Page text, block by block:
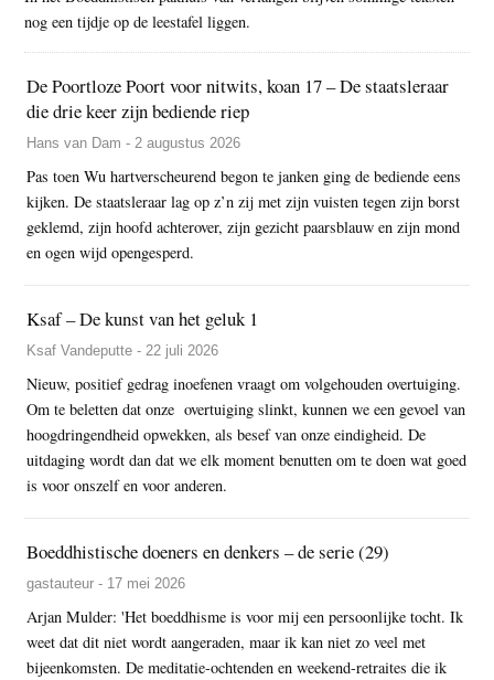
nog een tijdje op de leestafel liggen.
De Poortloze Poort voor nitwits, koan 17 – De staatsleraar
die drie keer zijn bediende riep
Hans van Dam - 2 augustus 2026
Pas toen Wu hartverscheurend begon te janken ging de bediende eens
kijken. De staatsleraar lag op z’n zij met zijn vuisten tegen zijn borst
geklemd, zijn hoofd achterover, zijn gezicht paarsblauw en zijn mond
en ogen wijd opengesperd.
Ksaf – De kunst van het geluk 1
Ksaf Vandeputte - 22 juli 2026
Nieuw, positief gedrag inoefenen vraagt om volgehouden overtuiging.
Om te beletten dat onze overtuiging slinkt, kunnen we een gevoel van
hoogdringendheid opwekken, als besef van onze eindigheid. De
uitdaging wordt dan dat we elk moment benutten om te doen wat goed
is voor onszelf en voor anderen.
Boeddhistische doeners en denkers – de serie (29)
gastauteur - 17 mei 2026
Arjan Mulder: 'Het boeddhisme is voor mij een persoonlijke tocht. Ik
weet dat dit niet wordt aangeraden, maar ik kan niet zo veel met
bijeenkomsten. De meditatie-ochtenden en weekend-retraites die ik